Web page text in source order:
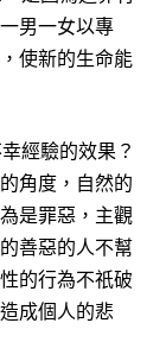
男一女以專
使新的生命能
經驗的效果？
角度，自然的
是罪惡，主觀
善惡的人不幫
的行為不祇破
成個人的悲